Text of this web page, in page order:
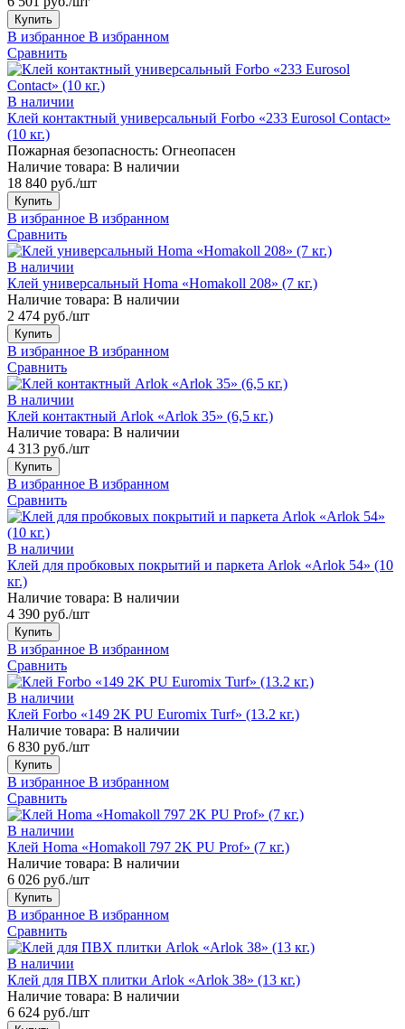
Купить
В избранное В избранном
Сравнить
В наличии
Клей контактный универсальный Forbo «233 Eurosol Contact»
(10 кг.)
Пожарная безопасность: Огнеопасен
Наличие товара: В наличии
18 840 руб./шт
Купить
В избранное В избранном
Сравнить
В наличии
Клей универсальный Homa «Homakoll 208» (7 кг.)
Наличие товара: В наличии
2 474 руб./шт
Купить
В избранное В избранном
Сравнить
В наличии
Клей контактный Arlok «Arlok 35» (6,5 кг.)
Наличие товара: В наличии
4 313 руб./шт
Купить
В избранное В избранном
Сравнить
В наличии
Клей для пробковых покрытий и паркета Arlok «Arlok 54» (10
кг.)
Наличие товара: В наличии
4 390 руб./шт
Купить
В избранное В избранном
Сравнить
В наличии
Клей Forbo «149 2K PU Euromix Turf» (13.2 кг.)
Наличие товара: В наличии
6 830 руб./шт
Купить
В избранное В избранном
Сравнить
В наличии
Клей Homa «Homakoll 797 2K PU Prof» (7 кг.)
Наличие товара: В наличии
6 026 руб./шт
Купить
В избранное В избранном
Сравнить
В наличии
Клей для ПВХ плитки Arlok «Arlok 38» (13 кг.)
Наличие товара: В наличии
6 624 руб./шт